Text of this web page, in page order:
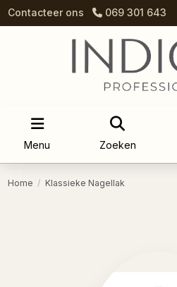
Contacteer ons 069 301 643
Menu Zoeken
Home Klassieke Nagellak